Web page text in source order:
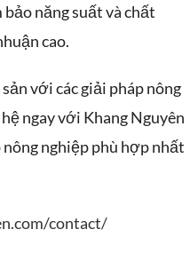
năng suất và chất
cao.
với các giải pháp nông
ngay với Khang Nguyên
nghiệp phù hợp nhất
contact/